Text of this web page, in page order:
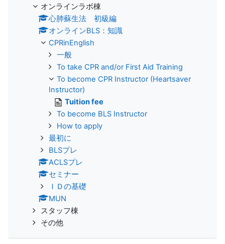
オンラインラボ棟
心肺蘇生法 初級編
オンラインBLS：知識
CPRinEnglish
一般
To take CPR and/or First Aid Training
To become CPR Instructor (Heartsaver
Instructor)
Tuition fee
To become BLS Instructor
How to apply
最初に
BLSプレ
ACLSプレ
セミナー
ＩＤの基礎
MUN
スタッフ棟
その他